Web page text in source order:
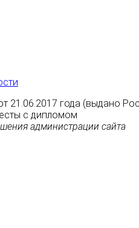
21.06.2017 года (выдано
с дипломом
администрации сайта